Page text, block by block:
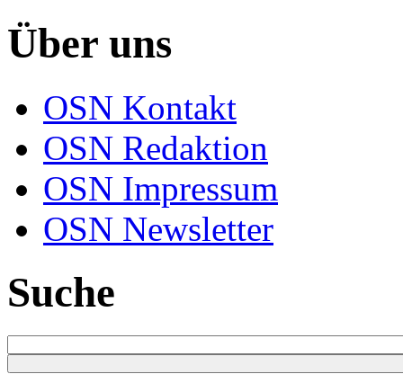
Über uns
OSN Kontakt
OSN Redaktion
OSN Impressum
OSN Newsletter
Suche